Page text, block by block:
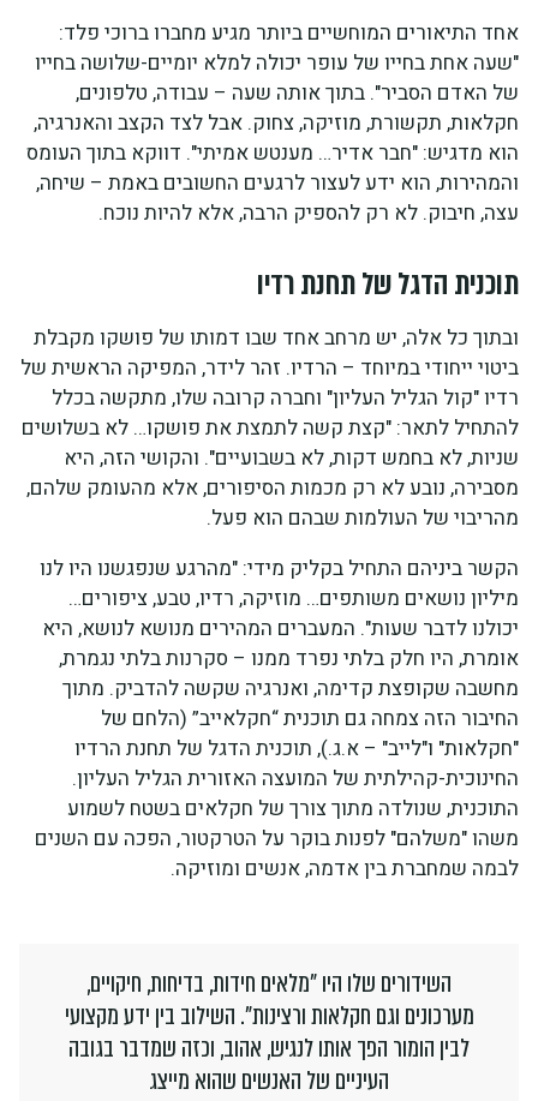
אחד התיאורים המוחשיים ביותר מגיע מחברו ברוכי פלד:
"שעה אחת בחייו של עופר יכולה למלא יומיים-שלושה בחייו
של האדם הסביר". בתוך אותה שעה – עבודה, טלפונים,
חקלאות, תקשורת, מוזיקה, צחוק. אבל לצד הקצב והאנרגיה,
הוא מדגיש: "חבר אדיר… מענטש אמיתי". דווקא בתוך העומס
והמהירות, הוא ידע לעצור לרגעים החשובים באמת – שיחה,
עצה, חיבוק. לא רק להספיק הרבה, אלא להיות נוכח.
תוכנית הדגל של תחנת רדיו
ובתוך כל אלה, יש מרחב אחד שבו דמותו של פושקו מקבלת
ביטוי ייחודי במיוחד – הרדיו. זהר לידר, המפיקה הראשית של
רדיו "קול הגליל העליון" וחברה קרובה שלו, מתקשה בכלל
להתחיל לתאר: "קצת קשה לתמצת את פושקו… לא בשלושים
שניות, לא בחמש דקות, לא בשבועיים". והקושי הזה, היא
מסבירה, נובע לא רק מכמות הסיפורים, אלא מהעומק שלהם,
מהריבוי של העולמות שבהם הוא פעל.
הקשר ביניהם התחיל בקליק מידי: "מהרגע שנפגשנו היו לנו
מיליון נושאים משותפים… מוזיקה, רדיו, טבע, ציפורים…
יכולנו לדבר שעות". המעברים המהירים מנושא לנושא, היא
אומרת, היו חלק בלתי נפרד ממנו – סקרנות בלתי נגמרת,
מחשבה שקופצת קדימה, ואנרגיה שקשה להדביק. מתוך
החיבור הזה צמחה גם תוכנית “חקלאייב” (הלחם של
"חקלאות" ו"לייב" – א.ג.), תוכנית הדגל של תחנת הרדיו
החינוכית-קהילתית של המועצה האזורית הגליל העליון.
התוכנית, שנולדה מתוך צורך של חקלאים בשטח לשמוע
משהו "משלהם" לפנות בוקר על הטרקטור, הפכה עם השנים
לבמה שמחברת בין אדמה, אנשים ומוזיקה.
השידורים שלו היו "מלאים חידות, בדיחות, חיקויים,
מערכונים וגם חקלאות ורצינות". השילוב בין ידע מקצועי
לבין הומור הפך אותו לנגיש, אהוב, וכזה שמדבר בגובה
העיניים של האנשים שהוא מייצג